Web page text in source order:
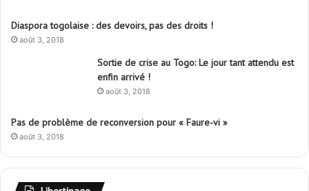
août 3, 2018
enfin arrivé !
août 3, 2018
août 3, 2018